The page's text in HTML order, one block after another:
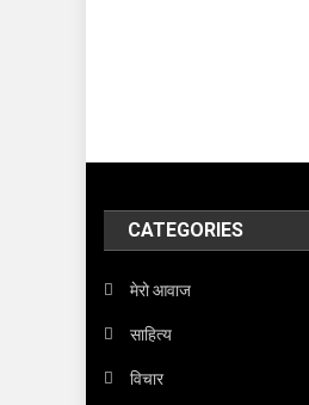
CATEGORIES
मेरो आवाज
साहित्य
विचार